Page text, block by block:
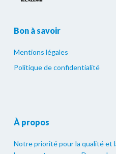
Bon à savoir
Mentions légales
Politique de confidentialité
À propos
Notre priorité pour la qualité et